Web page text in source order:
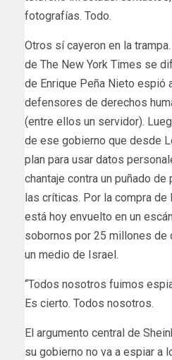
fotografías. Todo.
Otros sí cayeron en la
de The New York Times se
de Enrique Peña Nieto espió
defensores de derechos
(entre ellos un servidor).
de ese gobierno que desde
plan para usar datos
chantaje contra un puñado
las críticas. Por la compra de
está hoy envuelto en un
sobornos por 25 millones de
un medio de Israel.
“Todos nosotros fuimos
Es cierto. Todos nosotros.
El argumento central de
su gobierno no va a espiar a